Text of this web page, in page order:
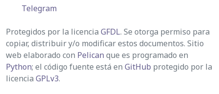
Telegram
Protegidos por la licencia GFDL. Se otorga permiso para
copiar, distribuir y/o modificar estos documentos. Sitio
web elaborado con Pelican que es programado en
Python; el código fuente está en GitHub protegido por la
licencia GPLv3.